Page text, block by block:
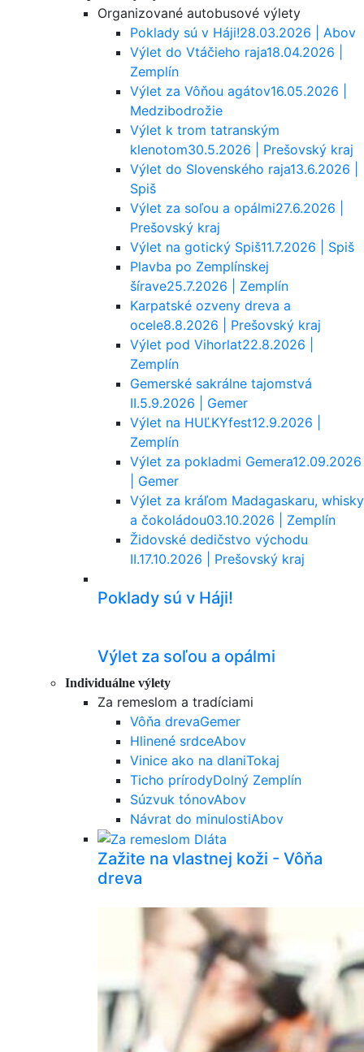
Organizované autobusové výlety
Poklady sú v Háji!28.03.2026 | Abov
Výlet do Vtáčieho raja18.04.2026 |
Zemplín
Výlet za Vôňou agátov16.05.2026 |
Medzibodrožie
Výlet k trom tatranským
klenotom30.5.2026 | Prešovský kraj
Výlet do Slovenského raja13.6.2026 |
Spiš
Výlet za soľou a opálmi27.6.2026 |
Prešovský kraj
Výlet na gotický Spiš11.7.2026 | Spiš
Plavba po Zemplínskej
šírave25.7.2026 | Zemplín
Karpatské ozveny dreva a
ocele8.8.2026 | Prešovský kraj
Výlet pod Vihorlat22.8.2026 |
Zemplín
Gemerské sakrálne tajomstvá
II.5.9.2026 | Gemer
Výlet na HUĽKYfest12.9.2026 |
Zemplín
Výlet za pokladmi Gemera12.09.2026
| Gemer
Výlet za kráľom Madagaskaru, whisky
a čokoládou03.10.2026 | Zemplín
Židovské dedičstvo východu
II.17.10.2026 | Prešovský kraj
Poklady sú v Háji!
Výlet za soľou a opálmi
Individuálne výlety
Za remeslom a tradíciami
Vôňa drevaGemer
Hlinené srdceAbov
Vinice ako na dlaniTokaj
Ticho prírodyDolný Zemplín
Súzvuk tónovAbov
Návrat do minulostiAbov
Zažite na vlastnej koži - Vôňa
dreva